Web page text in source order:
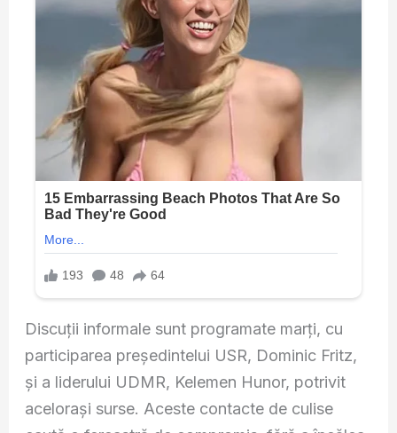
Discuții informale sunt programate marți, cu
participarea președintelui USR, Dominic Fritz,
și a liderului UDMR, Kelemen Hunor, potrivit
acelorași surse. Aceste contacte de culise